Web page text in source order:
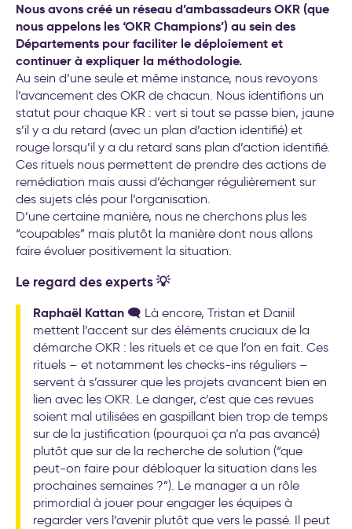
Nous avons créé un réseau d’ambassadeurs OKR (que
nous appelons les ‘OKR Champions’) au sein des
Départements pour faciliter le déploiement et
continuer à expliquer la méthodologie.
Au sein d’une seule et même instance, nous revoyons
l’avancement des OKR de chacun. Nous identifions un
statut pour chaque KR : vert si tout se passe bien, jaune
s’il y a du retard (avec un plan d’action identifié) et
rouge lorsqu’il y a du retard sans plan d’action identifié.
Ces rituels nous permettent de prendre des actions de
remédiation mais aussi d’échanger régulièrement sur
des sujets clés pour l’organisation.
D’une certaine manière, nous ne cherchons plus les
“coupables” mais plutôt la manière dont nous allons
faire évoluer positivement la situation.
Le regard des experts 💡
Raphaël Kattan 🗨️ Là encore, Tristan et Daniil
mettent l’accent sur des éléments cruciaux de la
démarche OKR : les rituels et ce que l’on en fait. Ces
rituels – et notamment les checks-ins réguliers –
servent à s’assurer que les projets avancent bien en
lien avec les OKR. Le danger, c’est que ces revues
soient mal utilisées en gaspillant bien trop de temps
sur de la justification (pourquoi ça n’a pas avancé)
plutôt que sur de la recherche de solution (“que
peut-on faire pour débloquer la situation dans les
prochaines semaines ?”). Le manager a un rôle
primordial à jouer pour engager les équipes à
regarder vers l’avenir plutôt que vers le passé. Il peut